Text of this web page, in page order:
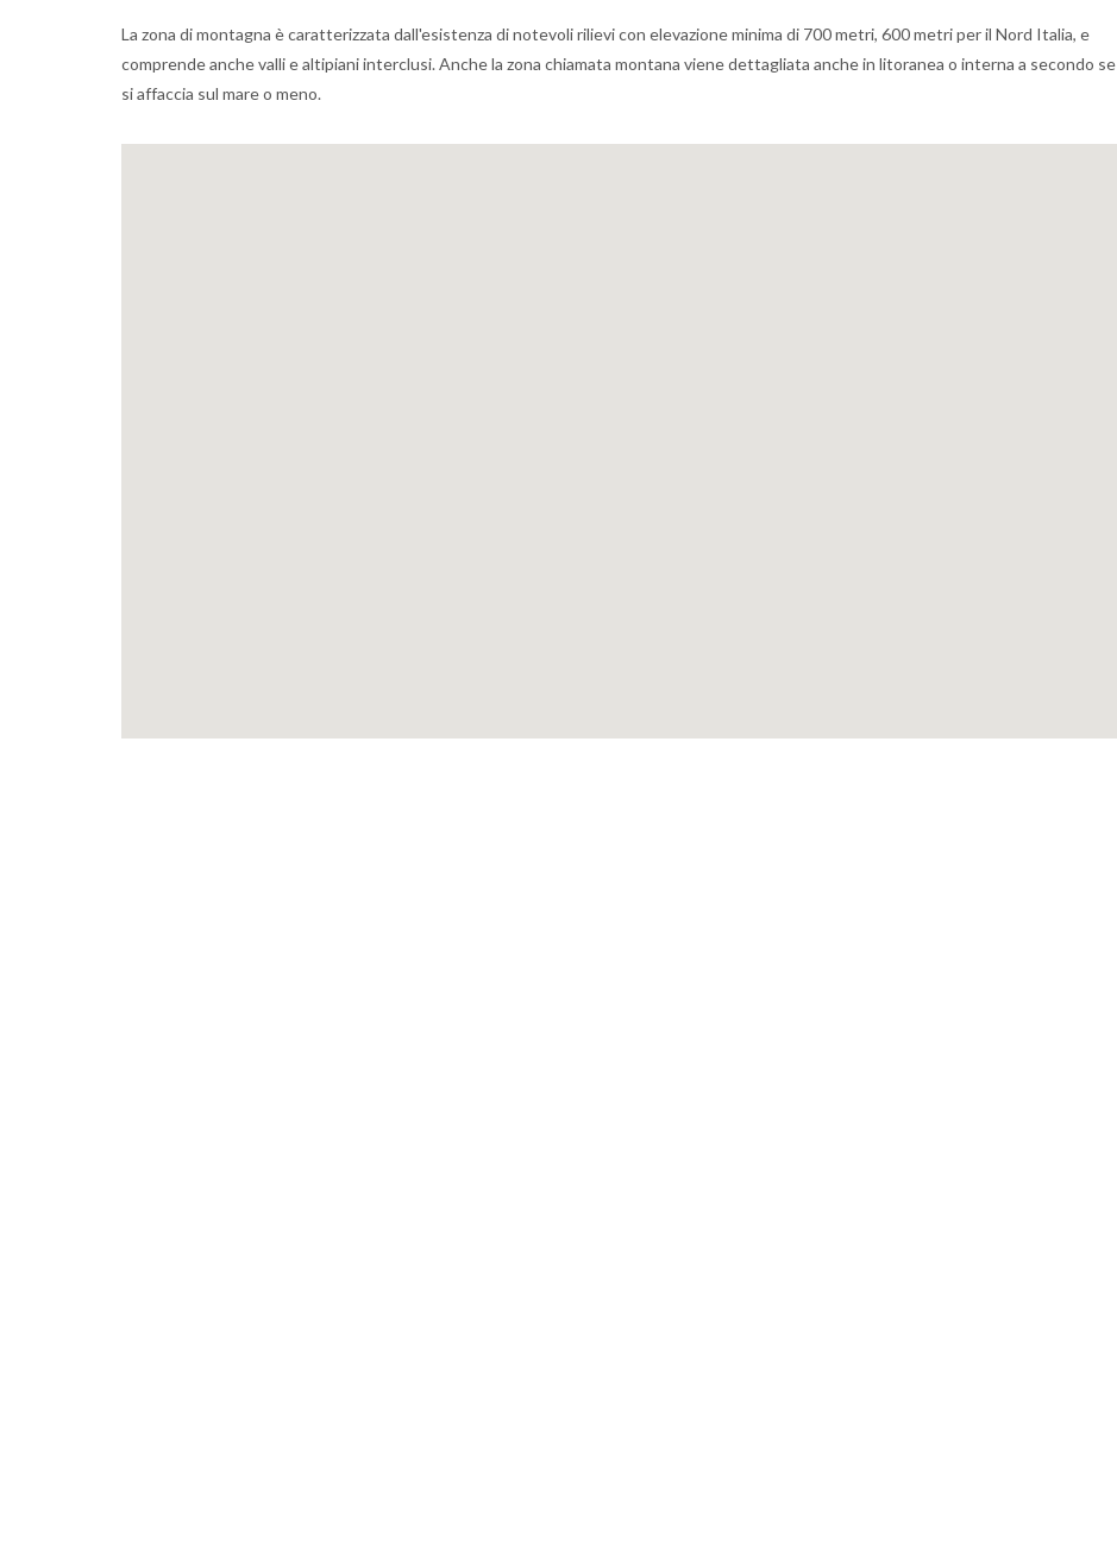
La zona di montagna è caratterizzata dall'esistenza di notevoli rilievi con elevazione minima di 700 metri, 600 metri per il Nord Italia, e
comprende anche valli e altipiani interclusi. Anche la zona chiamata montana viene dettagliata anche in litoranea o interna a secondo se
si affaccia sul mare o meno.